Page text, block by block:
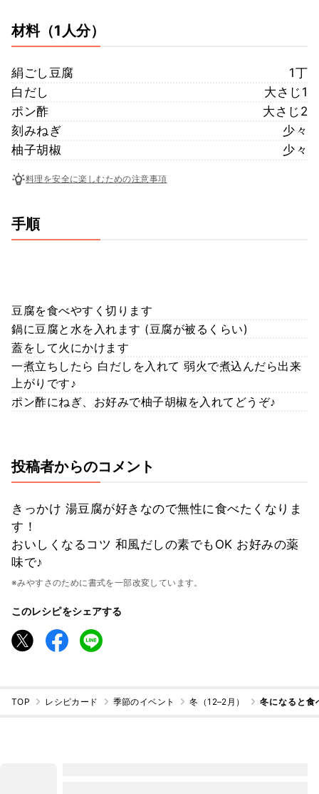
材料（1人分）
絹ごし豆腐
1丁
白だし
大さじ1
ポン酢
大さじ2
刻みねぎ
少々
柚子胡椒
少々
料理を安全に楽しむための注意事項
手順
豆腐を食べやすく切ります
鍋に豆腐と水を入れます (豆腐が被るくらい)
蓋をして火にかけます
一煮立ちしたら 白だしを入れて 弱火で煮込んだら出来
上がりです♪
ポン酢にねぎ、お好みで柚子胡椒を入れてどうぞ♪
投稿者からのコメント
きっかけ 湯豆腐が好きなので無性に食べたくなりま
す！
おいしくなるコツ 和風だしの素でもOK お好みの薬
味で♪
※みやすさのために書式を一部改変しています。
このレシピをシェアする
TOP レシピカード 季節のイベント 冬（12–2月） 冬になると食